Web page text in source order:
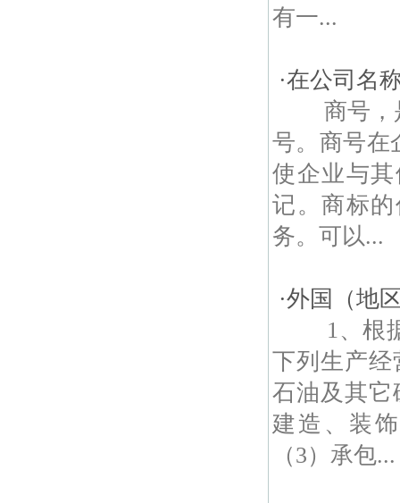
有一...
·在公司名
商号，是
号。商号在
使企业与
记。商标
务。可以...
·外国（地
1、根据
下列生产经
石油及其它
建造、装
（3）承包...